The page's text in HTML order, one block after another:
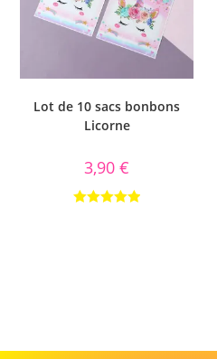
Lot de 10 sacs bonbons
Licorne
3,90€